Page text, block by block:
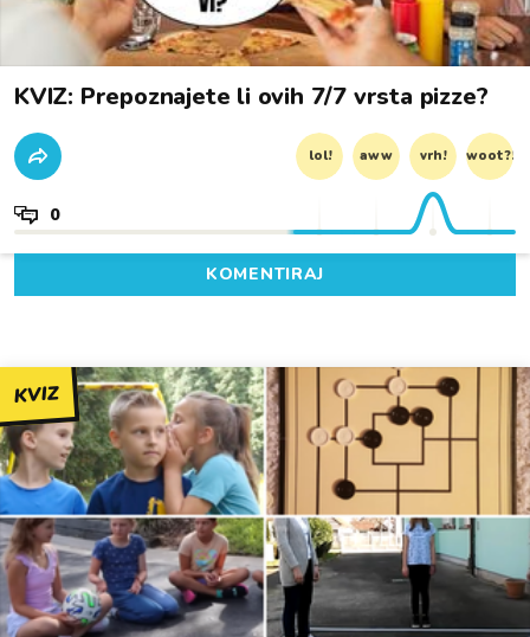
KVIZ: Prepoznajete li ovih 7/7 vrsta pizze?
lol! aww vrh! woot?!
0
KOMENTIRAJ
KVIZ